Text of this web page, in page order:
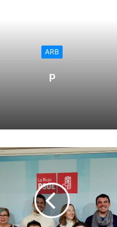
subvenciones para